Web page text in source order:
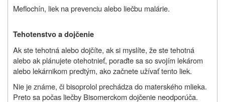
Meflochín, liek na prevenciu alebo liečbu malárie.
Tehotenstvo a dojčenie
Ak ste tehotná alebo dojčíte, ak si myslíte, že ste tehotná
alebo ak plánujete otehotnieť, poraďte sa so svojím lekárom
alebo lekárnikom predtým, ako začnete užívať tento liek.
Nie je známe, či bisoprolol prechádza do materského mlieka.
Preto sa počas liečby Bisomerckom dojčenie neodporúča.